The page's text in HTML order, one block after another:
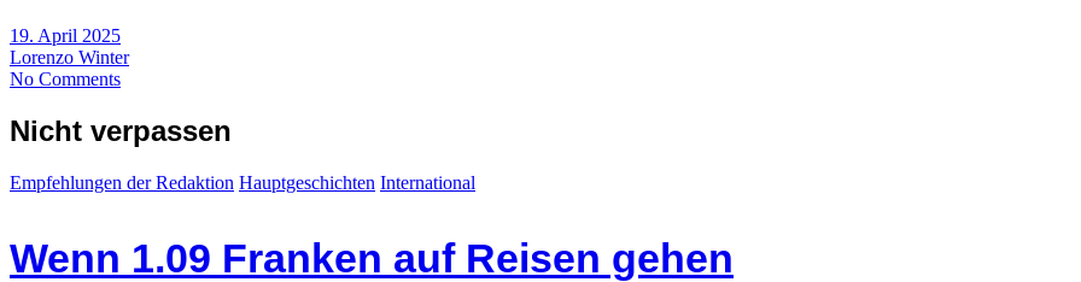
19. April 2025
Lorenzo Winter
No Comments
Nicht verpassen
Empfehlungen der Redaktion Hauptgeschichten International
Wenn 1.09 Franken auf Reisen gehen